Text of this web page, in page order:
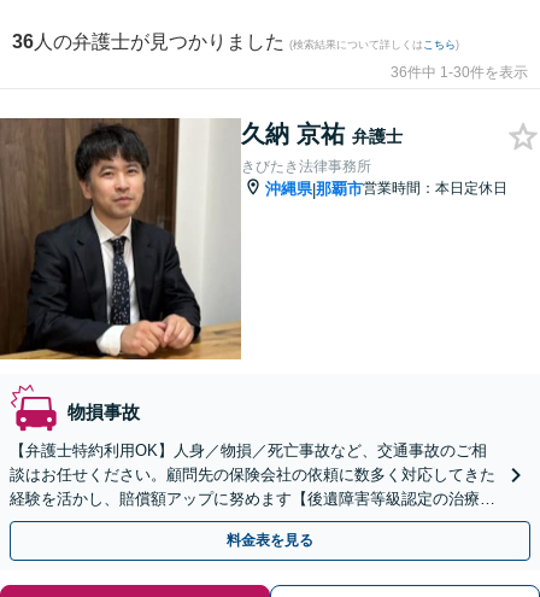
36 人の弁護士が見つかりました (検索結果について詳しくは こちら)
36件中 1-30件を表示
久納 京祐 弁護士
きびたき法律事務所
沖縄県|那覇市営業時間：本日定休日
物損事故
【弁護士特約利用OK】人身／物損／死亡事故など、交通事故のご相
談はお任せください。顧問先の保険会社の依頼に数多く対応してきた
経験を活かし、賠償額アップに努めます【後遺障害等級認定の治療方
針や通院頻度もアドバイス】事故直後からご相談ください
料金表を見る